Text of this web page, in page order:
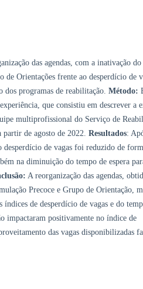
das agendas, com a inativação
de Orientações frente ao desperdício de
dos programas de reabilitação. Método:
que consistiu em descrever a
multiprofissional do Serviço de
de agosto de 2022. Resultados:
desperdício de vagas foi reduzido de
na diminuição do tempo de espera
A reorganização das agendas,
Precoce e Grupo de Orientação,
índices de desperdício de vagas e do
impactaram positivamente no índice de
das vagas disponibilizadas